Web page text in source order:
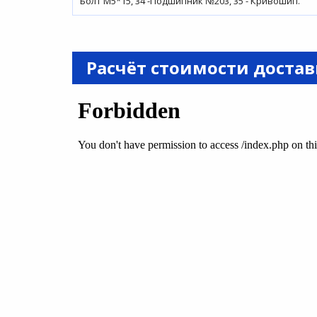
Расчёт стоимости